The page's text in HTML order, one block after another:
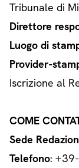
Tribunale di
Direttore
Luogo di
Provider-
Iscrizione al
COME
Sede
Telefono: